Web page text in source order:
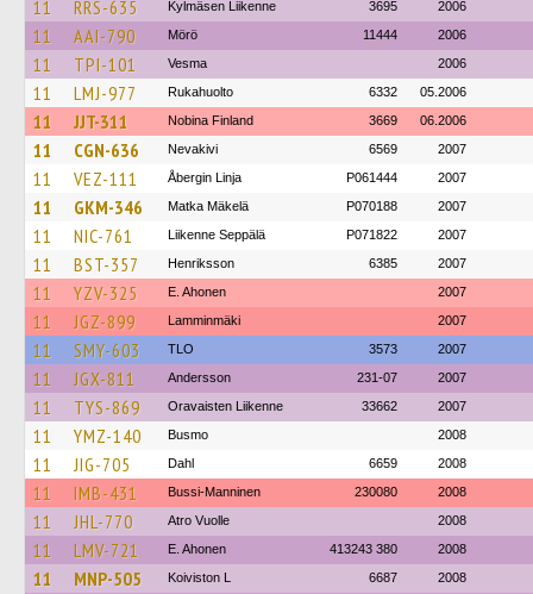
11 RRS-635 Kylmäsen Liikenne 3695 2006
11 AAI-790 Mörö 11444 2006
11 TPI-101 Vesma 2006
11 LMJ-977 Rukahuolto 6332 05.2006
11 JJT-311 Nobina Finland 3669 06.2006
11 CGN-636 Nevakivi 6569 2007
11 VEZ-111 Åbergin Linja P061444 2007
11 GKM-346 Matka Mäkelä P070188 2007
11 NIC-761 Liikenne Seppälä P071822 2007
11 BST-357 Henriksson 6385 2007
11 YZV-325 E. Ahonen 2007
11 JGZ-899 Lamminmäki 2007
11 SMY-603 TLO 3573 2007
11 JGX-811 Andersson 231-07 2007
11 TYS-869 Oravaisten Liikenne 33662 2007
11 YMZ-140 Busmo 2008
11 JIG-705 Dahl 6659 2008
11 IMB-431 Bussi-Manninen 230080 2008
11 JHL-770 Atro Vuolle 2008
11 LMV-721 E. Ahonen 413243 380 2008
11 MNP-505 Koiviston L 6687 2008